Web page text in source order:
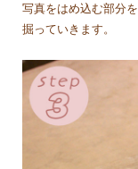
写真をはめ込む部分を
掘っていきます。